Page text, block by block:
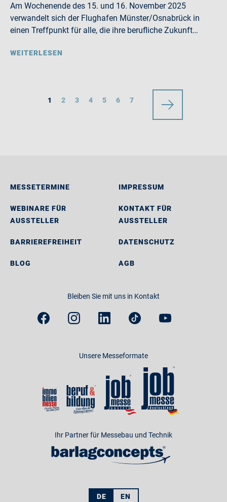
Am Wochenende des 15. und 16. November 2025
verwandelt sich der Flughafen Münster/Osnabrück in
einen Treffpunkt für alle, die ihre berufliche Zukunft…
WEITERLESEN
1 2 3 4 5 6 7
MESSETERMINE
WEBINARE FÜR
AUSSTELLER
BARRIEREFREIHEIT
BLOG
IMPRESSUM
KONTAKT FÜR
AUSSTELLER
DATENSCHUTZ
AGB
Bleiben Sie mit uns in Kontakt
Unsere Messeformate
Ihr Partner für Messebau und Technik
DE EN